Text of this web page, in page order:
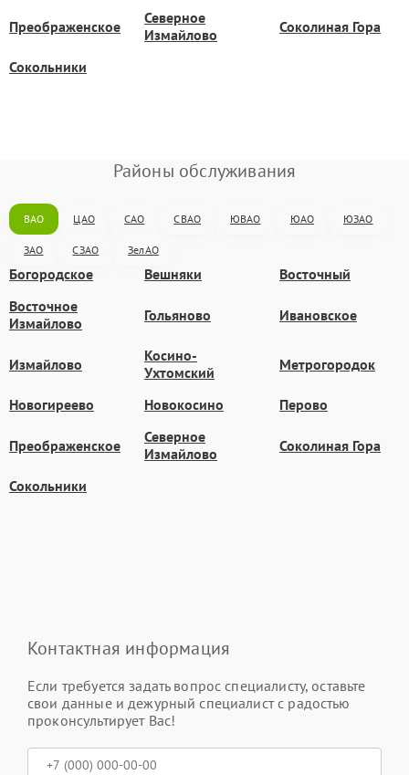
Преображенское
Северное
Измайлово
Соколиная Гора
Сокольники
Районы обслуживания
ВАО ЦАО САО СВАО ЮВАО ЮАО ЮЗАО
ЗАО СЗАО ЗелАО
Богородское Вешняки
Восточный
Восточное
Измайлово
Гольяново Ивановское
Измайлово
Косино-
Ухтомский
Метрогородок
Новогиреево Новокосино Перово
Преображенское
Северное
Измайлово
Соколиная Гора
Сокольники
Контактная информация
Если требуется задать вопрос специалисту, оставьте
свои данные и дежурный специалист с радостью
проконсультирует Вас!